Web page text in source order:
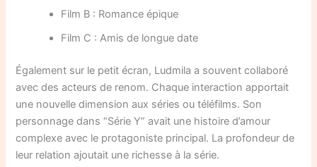
Film B : Romance épique
Film C : Amis de longue date
Également sur le petit écran, Ludmila a souvent collaboré
avec des acteurs de renom. Chaque interaction apportait
une nouvelle dimension aux séries ou téléfilms. Son
personnage dans “Série Y” avait une histoire d’amour
complexe avec le protagoniste principal. La profondeur de
leur relation ajoutait une richesse à la série.